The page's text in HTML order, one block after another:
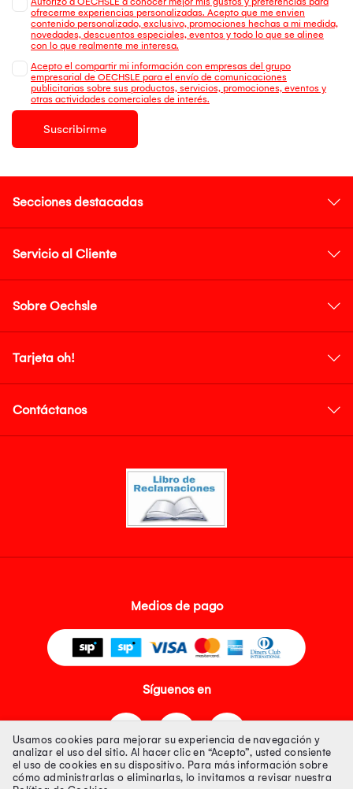
ofrecerme experiencias personalizadas. Acepto que me envien
contenido personalizado, exclusivo, promociones hechas a mi medida,
novedades, descuentos especiales, eventos y todo lo que se alinee
con lo que realmente me interesa.
Acepto el compartir mi información con empresas del grupo
empresarial de OECHSLE para el envío de comunicaciones
publicitarias sobre sus productos, servicios, promociones, eventos y
otras actividades comerciales de interés.
Suscribirme
Secciones destacadas
Servicio al Cliente
Sobre Oechsle
Tarjeta oh!
Contáctanos
Medios de pago
Síguenos en
Usamos cookies para mejorar su experiencia de navegación y
analizar el uso del sitio. Al hacer clic en “Acepto”, usted consiente
el uso de cookies en su dispositivo. Para más información sobre
cómo administrarlas o eliminarlas, lo invitamos a revisar nuestra